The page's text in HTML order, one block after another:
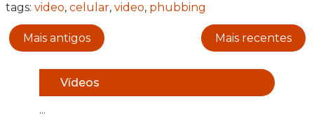
tags: video, celular, video, phubbing
Mais antigos Mais recentes
Vídeos
...